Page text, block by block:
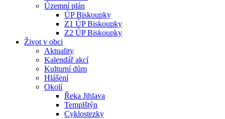
Územní plán
ÚP Biskoupky
Z1 ÚP Biskoupky
Z2 ÚP Biskoupky
Život v obci
Aktuality
Kalendář akcí
Kulturní dům
Hlášení
Okolí
Řeka Jihlava
Templštýn
Cyklostezky